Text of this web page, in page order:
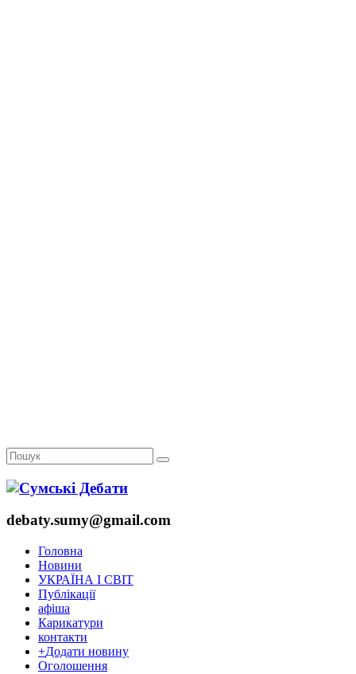
debaty.sumy@gmail.com
Головна
Новини
УКРАЇНА І СВІТ
Публікації
афіша
Карикатури
контакти
+Додати новину
Оголошення